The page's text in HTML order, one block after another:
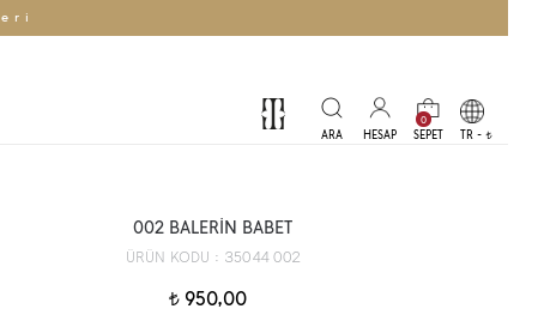
0
TR - t
002 BALERİN BABET
ÜRÜN KODU : 35044 002
t950,00